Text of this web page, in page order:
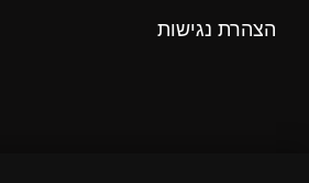
הצהרת נגישות